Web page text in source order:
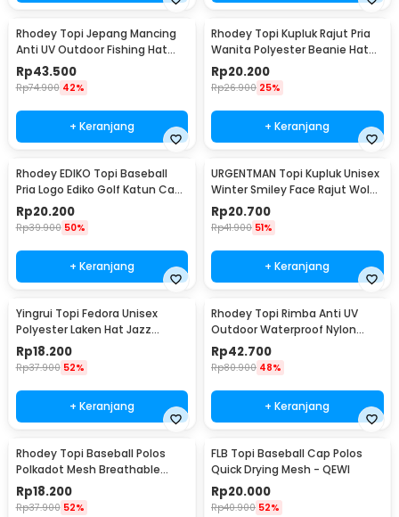
Rhodey Topi Jepang Mancing
Anti UV Outdoor Fishing Hat
Nylon - MH011
Rp43.500
Rp74.900 42%
+ Keranjang
Rhodey Topi Kupluk Rajut Pria
Wanita Polyester Beanie Hat
Winter - EC002
Rp20.200
Rp26.900 25%
+ Keranjang
Rhodey EDIKO Topi Baseball
Pria Logo Ediko Golf Katun Cap
Long Visor - RB68
Rp20.200
Rp39.900 50%
+ Keranjang
URGENTMAN Topi Kupluk Unisex
Winter Smiley Face Rajut Wol
Beanie Hat - NM-DS01
Rp20.700
Rp41.900 51%
+ Keranjang
Yingrui Topi Fedora Unisex
Polyester Laken Hat Jazz
Classic Vintage - M-58
Rp18.200
Rp37.900 52%
+ Keranjang
Rhodey Topi Rimba Anti UV
Outdoor Waterproof Nylon
Boonie Hat - AFS5
Rp42.700
Rp80.900 48%
+ Keranjang
Rhodey Topi Baseball Polos
Polkadot Mesh Breathable
Katun Poliester - MZ237
Rp18.200
Rp37.900 52%
FLB Topi Baseball Cap Polos
Quick Drying Mesh - QEWI
Rp20.000
Rp40.900 52%